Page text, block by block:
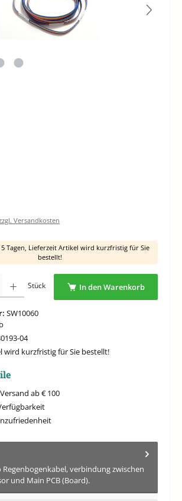
Versandkosten
Tagen, Lieferzeit Artikel wird kurzfristig für Sie
bestellt!
Stück In den Warenkorb
SW10060
04
wird kurzfristig für Sie bestellt!
ab € 100
Regenbogenkabel, verbindung zwischen
und Main PCB (Board).